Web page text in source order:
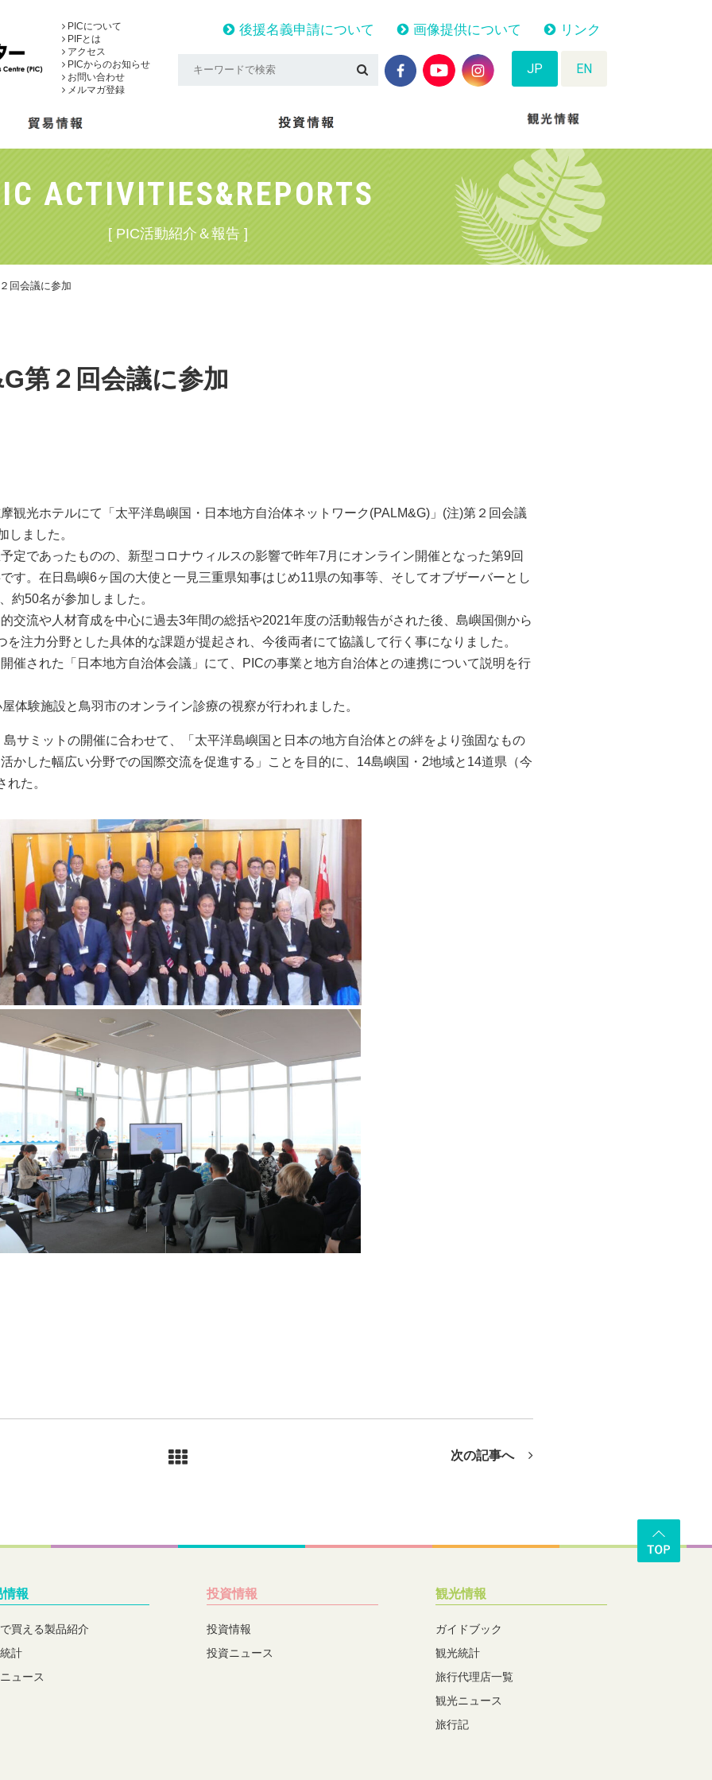
PICについて
PIFとは
アクセス
PICからのお知らせ
お問い合わせ
メルマガ登録
後援名義申請について 画像提供について リンク
JP EN
ACTIVITIES&REPORTS
[ PIC活動紹介＆報告 ]
回会議に参加
第２回会議に参加
観光ホテルにて「太平洋島嶼国・日本地方自治体ネットワーク(PALM&G)」(注)第２回会議
しました。
定であったものの、新型コロナウィルスの影響で昨年7月にオンライン開催となった第9回
す。在日島嶼6ヶ国の大使と一見三重県知事はじめ11県の知事等、そしてオブザーバーとし
約50名が参加しました。
交流や人材育成を中心に過去3年間の総括や2021年度の活動報告がされた後、島嶼国側から
注力分野とした具体的な課題が提起され、今後両者にて協議して行く事になりました。
催された「日本地方自治体会議」にて、PICの事業と地方自治体との連携について説明を行
体験施設と鳥羽市のオンライン診療の視察が行われました。
サミットの開催に合わせて、「太平洋島嶼国と日本の地方自治体との絆をより強固なもの
かした幅広い分野での国際交流を促進する」ことを目的に、14島嶼国・2地域と14道県（今
た。
次の記事へ
情報
買える製品紹介
計
ュース
投資情報
投資情報
投資ニュース
観光情報
ガイドブック
観光統計
旅行代理店一覧
観光ニュース
旅行記